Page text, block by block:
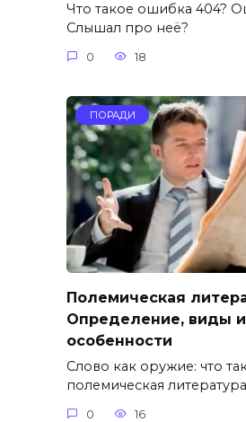
Что такое ошибка 404?
Слышал про неё?
0 18
ПОРАДИ
Полемическая
Определение, виды
особенности
Слово как оружие: что
полемическая литература
0 16